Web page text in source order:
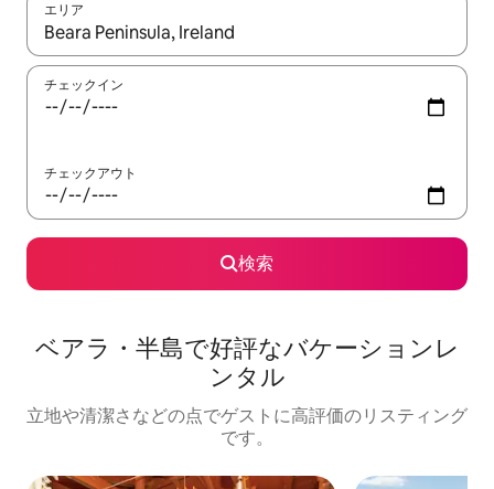
エリア
検索結果が表示されたら、上下の矢印キーを使って移動するか
チェックイン
チェックアウト
検索
ベアラ・半島で好評なバケーションレ
ンタル
立地や清潔さなどの点でゲストに高評価のリスティング
です。